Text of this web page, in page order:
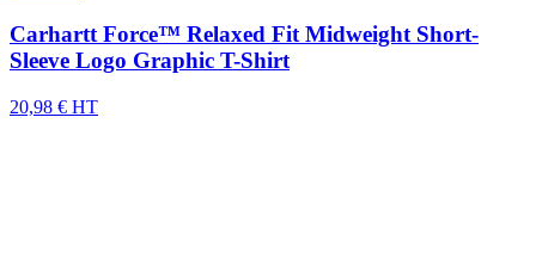
Carhartt Force™ Relaxed Fit Midweight Short-
Sleeve Logo Graphic T-Shirt
20,98 € HT